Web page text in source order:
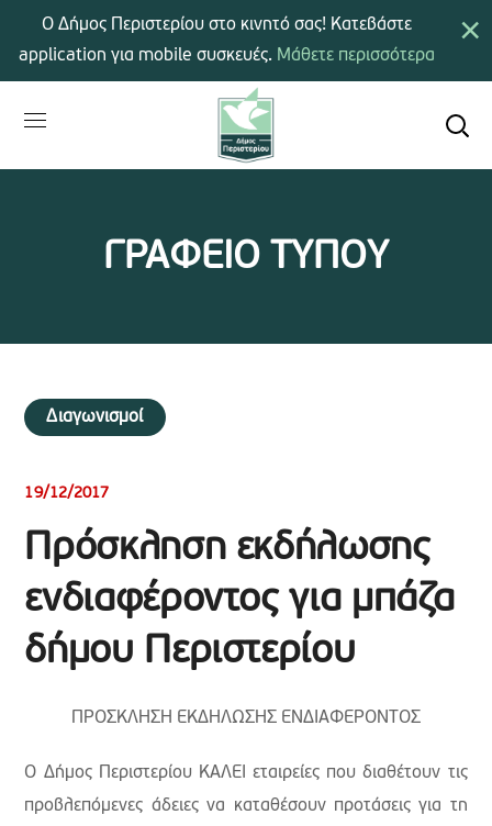
ΓΡΑΦΕΙΟ ΤΥΠΟΥ
Διαγωνισμοί
19/12/2017
Πρόσκληση εκδήλωσης
ενδιαφέροντος για μπάζα
δήμου Περιστερίου
ΠΡΟΣΚΛΗΣΗ ΕΚΔΗΛΩΣΗΣ ΕΝΔΙΑΦΕΡΟΝΤΟΣ
Ο Δήμος Περιστερίου ΚΑΛΕΙ εταιρείες που διαθέτουν τις
προβλεπόμενες άδειες να καταθέσουν προτάσεις για τη
×
Ο Δήμος Περιστερίου στο κινητό σας! Κατεβάστε
application για mobile συσκευές. Μάθετε περισσότερα